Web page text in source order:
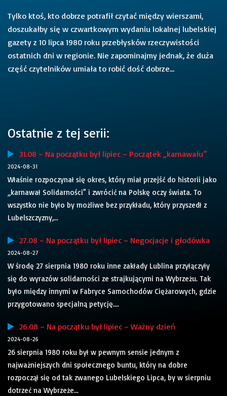
Tylko ktoś, kto dobrze potrafił czytać między wierszami,
doszukałby się w czwartkowym wydaniu lokalnej lubelskiej
gazety z 10 lipca 1980 roku przebłysków rzeczywistości
ostatnich dni w regionie. Nie zapominajmy jednak, że duża
część czytelników umiała to robić dość dobrze…
Ostatnie z tej serii:
31.08 – Na początku był lipiec – Początek „karnawału”
2024-08-31
Właśnie rozpoczynał się okres, który miał przejść do historii jako
„karnawał Solidarności” i zwrócić na Polskę oczy świata. To
wszystko nie było by możliwe bez przykładu, który przyszedł z
Lubelszczyzny,...
27.08 – Na początku był lipiec – Negocjacje i głodówka
2024-08-27
W środę 27 sierpnia 1980 roku inne zakłady Lublina przyłączyły
się do wyrazów solidarności ze strajkującymi na Wybrzeżu. Tak
było między innymi w Fabryce Samochodów Ciężarowych, gdzie
przygotowano specjalną petycję....
26.08 – Na początku był lipiec – Ważny dzień
2024-08-26
26 sierpnia 1980 roku był w pewnym sensie jednym z
najważniejszych dni społecznego buntu, który na dobre
rozpoczął się od tak zwanego Lubelskiego Lipca, by w sierpniu
dotrzeć na Wybrzeże...